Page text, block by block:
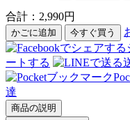
合計： 2,990円
かごに追加 今すぐ買う
ートする
達
商品の説明